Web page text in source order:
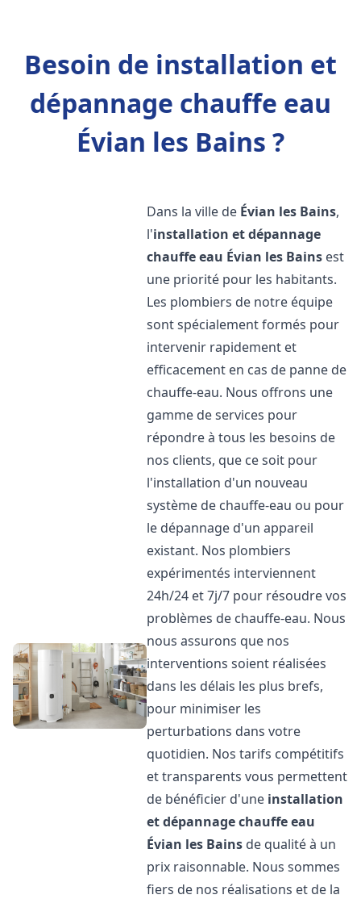
Besoin de installation et
dépannage chauffe eau
Évian les Bains ?
Dans la ville de Évian les Bains,
l'installation et dépannage
chauffe eau Évian les Bains est
une priorité pour les habitants.
Les plombiers de notre équipe
sont spécialement formés pour
intervenir rapidement et
efficacement en cas de panne de
chauffe-eau. Nous offrons une
gamme de services pour
répondre à tous les besoins de
nos clients, que ce soit pour
l'installation d'un nouveau
système de chauffe-eau ou pour
le dépannage d'un appareil
existant. Nos plombiers
expérimentés interviennent
24h/24 et 7j/7 pour résoudre vos
problèmes de chauffe-eau. Nous
nous assurons que nos
interventions soient réalisées
dans les délais les plus brefs,
pour minimiser les
perturbations dans votre
quotidien. Nos tarifs compétitifs
et transparents vous permettent
de bénéficier d'une installation
et dépannage chauffe eau
Évian les Bains de qualité à un
prix raisonnable. Nous sommes
fiers de nos réalisations et de la